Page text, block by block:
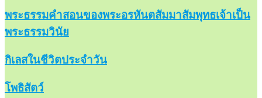
พระธรรมคำสอนของพระอรหันตสัมมาสัมพุทธเจ้าเป็น
พระธรรมวินัย
กิเลสในชีวิตประจำวัน
โพธิสัตว์